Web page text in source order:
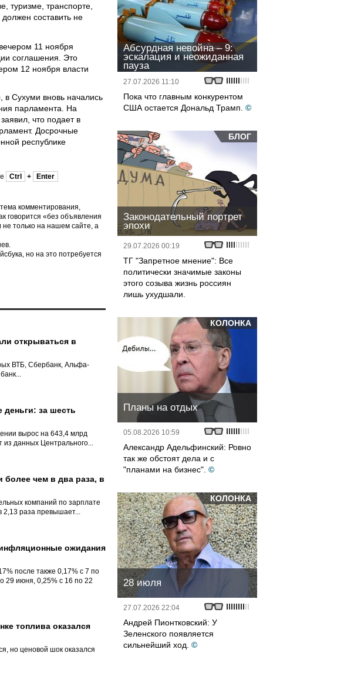
туризме, транспорте,
составить не
11 ноября
соглашения. Это
12 ноября власти
в Сухуми вновь начались
парламента. На
что подает в
Досрочные
республике
Ctrl + Enter
комментирования,
говорится «без объявления
не только на нашем сайте, а
но на это потребуется
открываться в
ВТБ, Сбербанк, Альфа-
за шесть
вырос на 643,4 млрд
из данных Центрального...
более чем в два раза, в
компаний по зарплате
2,13 раза превышает...
ожидания
после также 0,17% с 7 по
29 июня, 0,25% с 16 по 22
топлива оказался
но ценовой шок оказался
Абсурдная невойна – 9:
эскалация и неожиданная
пауза
27.07.2026 11:10
Пока что главным конкурентом
США остается Дональд Трамп. ©
БЛОГ
Законодательный портрет
эпохи
29.07.2026 00:19
ТГ "Запретное мнение": Все
политически значимые законы
этого созыва жизнь россиян
лишь ухудшали.
КОЛОНКА
Планы на отдых
05.08.2026 10:59
Александр Адельфинский: Ровно
так же обстоят дела и с
"планами на бизнес". ©
КОЛОНКА
28 июля
27.07.2026 22:04
Андрей Пионтковский: У
Зеленского появляется
сильнейший ход. ©